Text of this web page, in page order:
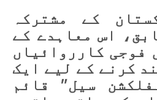
کے مشترکہ
اس معاہدے کے
فوجی کارروائیاں
کرنے کے لیے ایک
سیل” قائم